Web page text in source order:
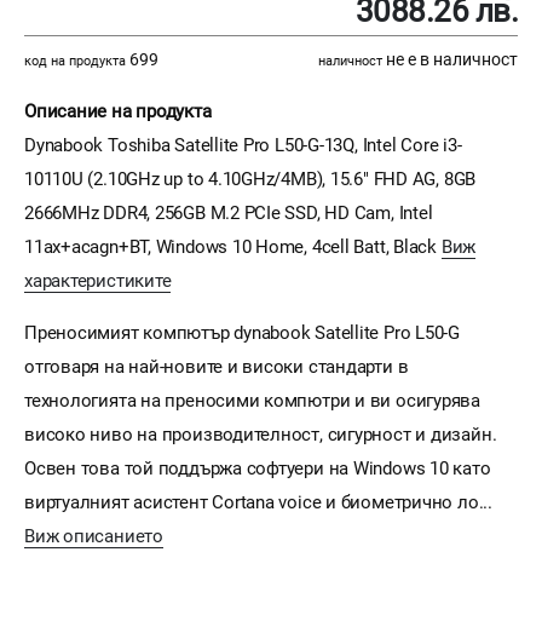
3088.26 лв.
код на продукта 699 наличност не е в наличност
Описание на продукта
Dynabook Toshiba Satellite Pro L50-G-13Q, Intel Core i3-
10110U (2.10GHz up to 4.10GHz/4MB), 15.6" FHD AG, 8GB
2666MHz DDR4, 256GB M.2 PCIe SSD, HD Cam, Intel
11ax+acagn+BT, Windows 10 Home, 4cell Batt, Black Виж
характеристиките
Преносимият компютър dynabook Satellite Pro L50-G
отговаря на най-новите и високи стандарти в
технологията на преносими компютри и ви осигурява
високо ниво на производителност, сигурност и дизайн.
Освен това той поддържа софтуери на Windows 10 като
виртуалният асистент Cortana voice и биометрично ло...
Виж описанието